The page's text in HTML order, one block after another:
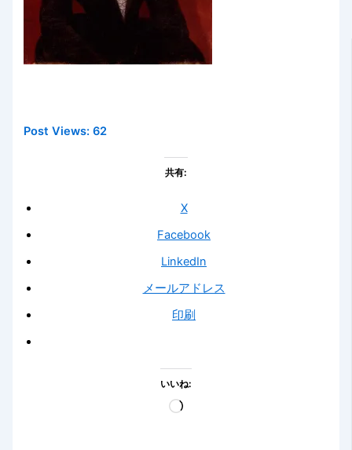
Post Views: 62
共有:
X
Facebook
LinkedIn
メールアドレス
印刷
いいね:
読